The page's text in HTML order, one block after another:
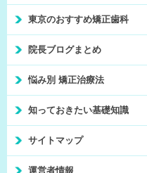
東京のおすすめ矯正歯科
院長ブログまとめ
悩み別 矯正治療法
知っておきたい基礎知識
サイトマップ
運営者情報